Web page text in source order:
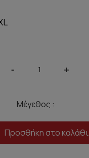
- +
Μέγεθος :
Προσθήκη στο καλάθι